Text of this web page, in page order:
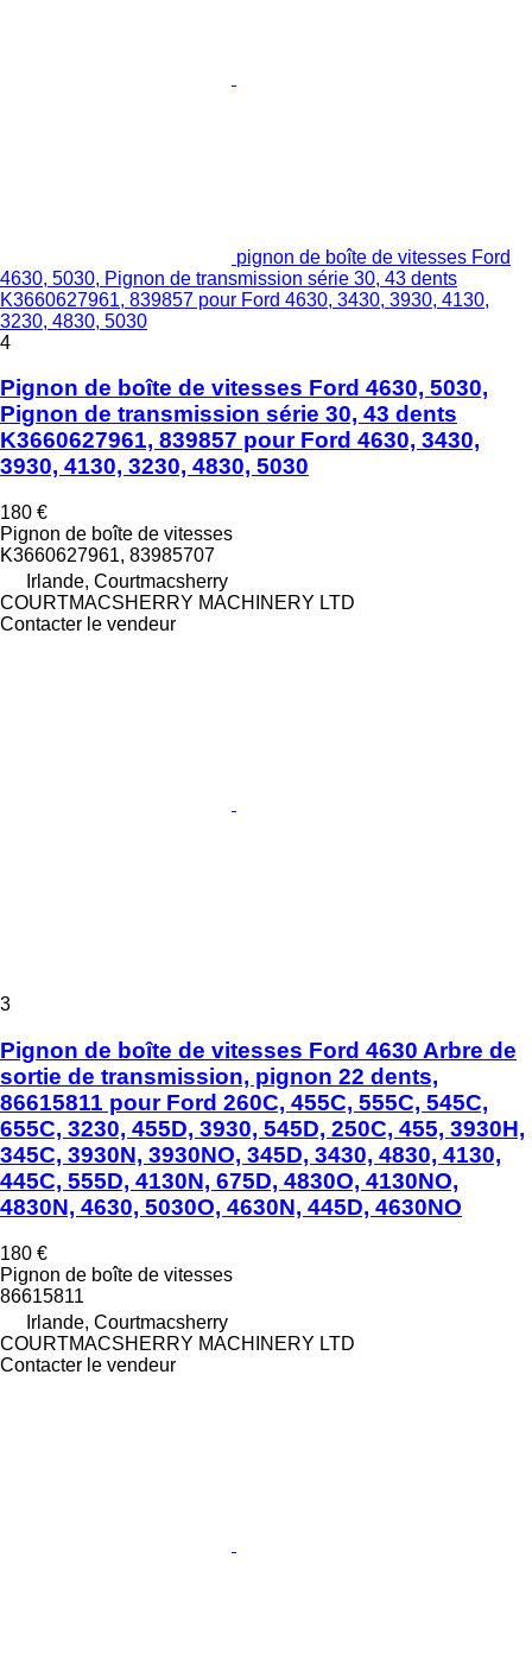
pignon de boîte de vitesses Ford
4630, 5030, Pignon de transmission série 30, 43 dents
K3660627961, 839857 pour Ford 4630, 3430, 3930, 4130,
3230, 4830, 5030
4
Pignon de boîte de vitesses Ford 4630, 5030,
Pignon de transmission série 30, 43 dents
K3660627961, 839857 pour Ford 4630, 3430,
3930, 4130, 3230, 4830, 5030
180 €
Pignon de boîte de vitesses
K3660627961, 83985707
Irlande, Courtmacsherry
COURTMACSHERRY MACHINERY LTD
Contacter le vendeur
3
Pignon de boîte de vitesses Ford 4630 Arbre de
sortie de transmission, pignon 22 dents,
86615811 pour Ford 260C, 455C, 555C, 545C,
655C, 3230, 455D, 3930, 545D, 250C, 455, 3930H,
345C, 3930N, 3930NO, 345D, 3430, 4830, 4130,
445C, 555D, 4130N, 675D, 4830O, 4130NO,
4830N, 4630, 5030O, 4630N, 445D, 4630NO
180 €
Pignon de boîte de vitesses
86615811
Irlande, Courtmacsherry
COURTMACSHERRY MACHINERY LTD
Contacter le vendeur